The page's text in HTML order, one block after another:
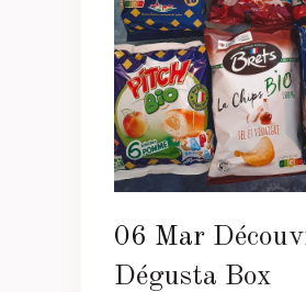
06 Mar
Dégusta Box